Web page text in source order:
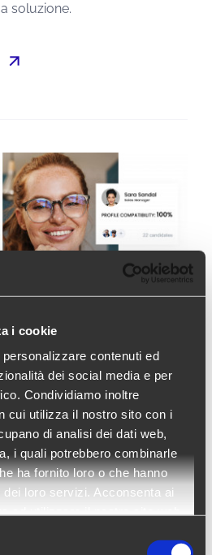
i cookie
contenuti ed
dei social media e per
Condividiamo inoltre
cui utilizza il nostro sito con i
di analisi dei dati web,
i quali potrebbero combinarle
ha fornito loro o che hanno
loro servizi. Acconsenta ai
ad utilizzare il nostro sito web.
soluzione.
arrow_upward
Ranking
end-to-end completa e
reparto HR di acquisire,
forza lavoro per tutto il ciclo